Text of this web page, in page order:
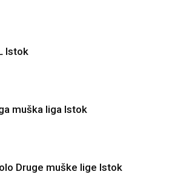
Istok
muška liga Istok
Druge muške lige Istok